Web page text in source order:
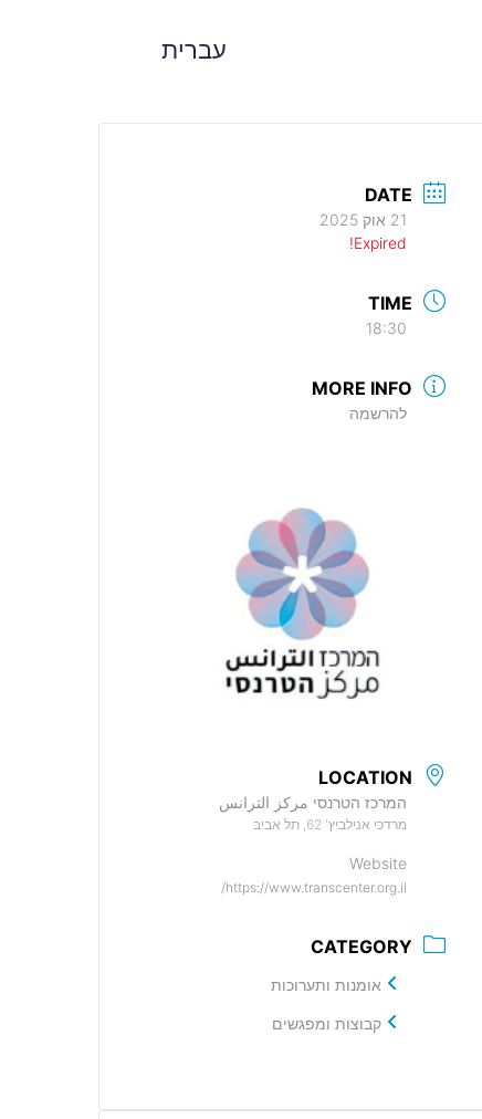
עברית
DATE
21 אוק 2025
Expired!
TIME
18:30
MORE INFO
להרשמה
LOCATION
המרכז הטרנסי مركز الترانس
מרדכי אנילביץ' 62, תל אביב
Website
https://www.transcenter.org.il/
CATEGORY
אומנות ותערוכות
קבוצות ומפגשים